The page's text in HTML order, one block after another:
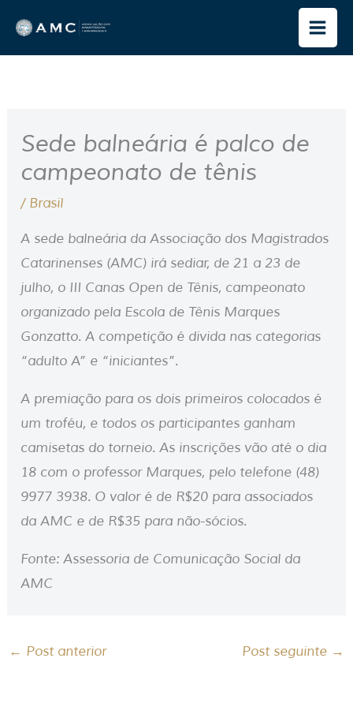
para
o
Sede balneária é palco de
campeonato de tênis
/ Brasil
A sede balneária da Associação dos Magistrados
Catarinenses (AMC) irá sediar, de 21 a 23 de
julho, o III Canas Open de Tênis, campeonato
organizado pela Escola de Tênis Marques
Gonzatto. A competição é divida nas categorias
“adulto A” e “iniciantes”.
A premiação para os dois primeiros colocados é
um troféu, e todos os participantes ganham
camisetas do torneio. As inscrições vão até o dia
18 com o professor Marques, pelo telefone (48)
9977 3938. O valor é de R$20 para associados
da AMC e de R$35 para não-sócios.
Fonte: Assessoria de Comunicação Social da
AMC
← Post anterior Post seguinte →